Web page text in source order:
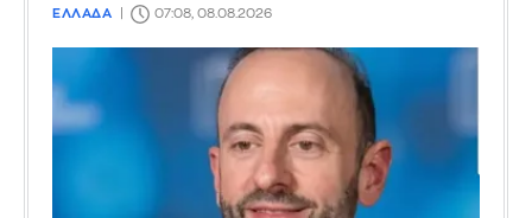
ΕΛΛΑΔΑ 07:08, 08.08.2026